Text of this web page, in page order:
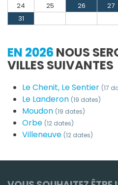
24
25 26 27
31
EN 2026 NOUS
VILLES SUIVANTES
Le Chenit, Le Sentier (17
Le Landeron (19 dates)
Moudon (19 dates)
Orbe (12 dates)
Villeneuve (12 dates)